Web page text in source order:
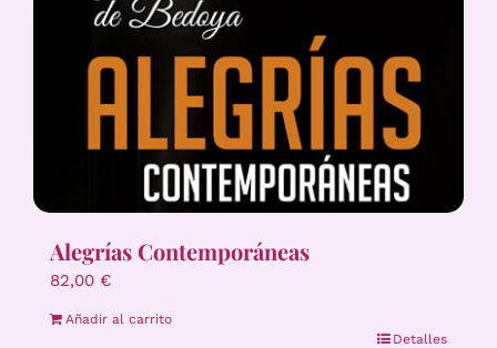
Alegrías Contemporáneas
82,00 €
Añadir al carrito
Detalles